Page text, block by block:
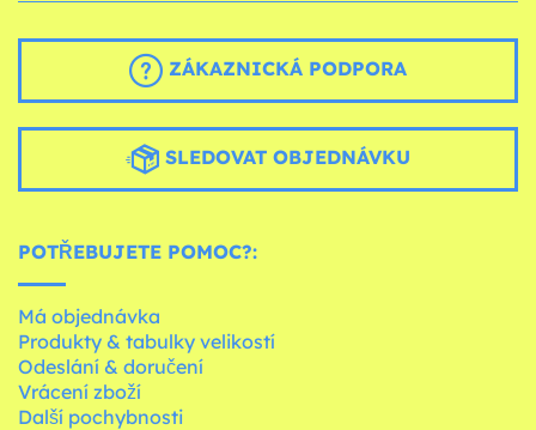
ZÁKAZNICKÁ PODPORA
SLEDOVAT OBJEDNÁVKU
POTŘEBUJETE POMOC?:
Má objednávka
Produkty & tabulky velikostí
Odeslání & doručení
Vrácení zboží
Další pochybnosti